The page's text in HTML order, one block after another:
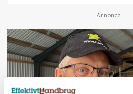
Annonce